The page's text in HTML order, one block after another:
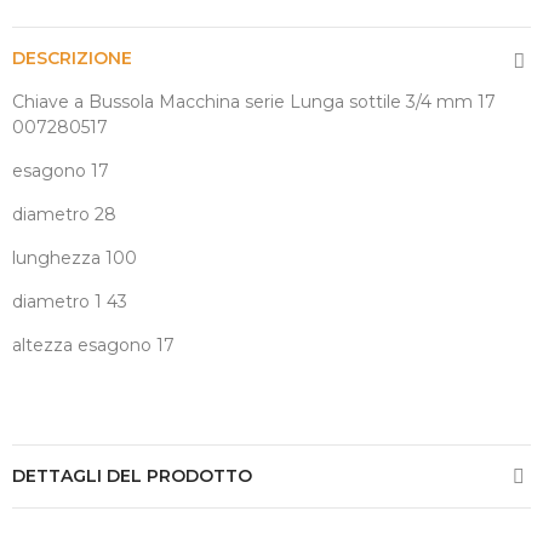
DESCRIZIONE
Chiave a Bussola Macchina serie Lunga sottile 3/4 mm 17
007280517
esagono 17
diametro 28
lunghezza 100
diametro 1 43
altezza esagono 17
DETTAGLI DEL PRODOTTO